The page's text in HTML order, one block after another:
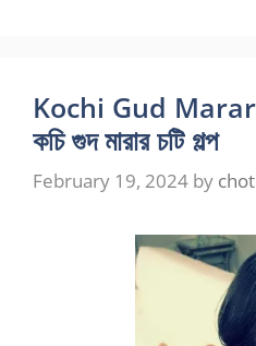
Kochi Gud Marar
কচি গুদ মারার চটি গল্প
February 19, 2024 by